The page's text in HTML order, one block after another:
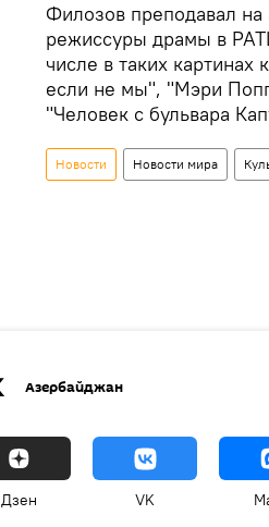
Филозов преподавал
режиссуры драмы в
числе в таких
если не мы", "Мэри
"Человек с бульвара
Новости Новости мира
Азербайджан
Дзен VK